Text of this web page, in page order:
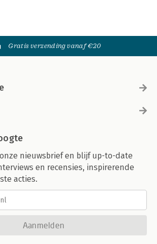
Gratis verzending vanaf €20
nieuwsbrief en blijf up-to-date
en recensies, inspirerende
acties.
Aanmelden